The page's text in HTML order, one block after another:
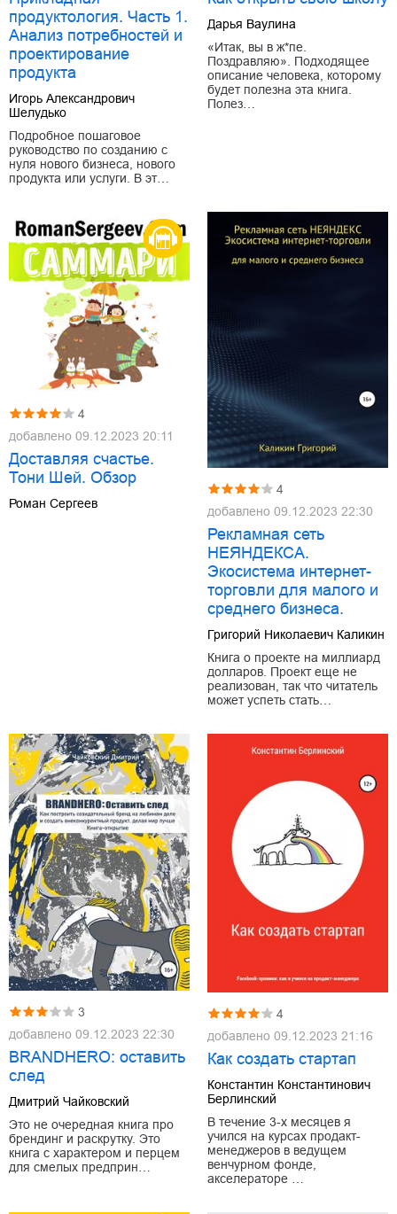
продуктология. Часть 1.
Анализ потребностей и
проектирование
продукта
Игорь Александрович
Шелудько
Подробное пошаговое
руководство по созданию с
нуля нового бизнеса, нового
продукта или услуги. В эт…
Дарья Ваулина
«Итак, вы в ж*пе.
Поздравляю». Подходящее
описание человека, которому
будет полезна эта книга.
Полез…
4
добавлено 09.12.2023 20:11
Доставляя счастье.
Тони Шей. Обзор
Роман Сергеев
4
добавлено 09.12.2023 22:30
Рекламная сеть
НЕЯНДЕКСА.
Экосистема интернет-
торговли для малого и
среднего бизнеса.
Григорий Николаевич Каликин
Книга о проекте на миллиард
долларов. Проект еще не
реализован, так что читатель
может успеть стать…
3
добавлено 09.12.2023 22:30
BRANDHERO: оставить
след
Дмитрий Чайковский
Это не очередная книга про
брендинг и раскрутку. Это
книга с характером и перцем
для смелых предприн…
4
добавлено 09.12.2023 21:16
Как создать стартап
Константин Константинович
Берлинский
В течение 3-х месяцев я
учился на курсах продакт-
менеджеров в ведущем
венчурном фонде,
акселераторе …